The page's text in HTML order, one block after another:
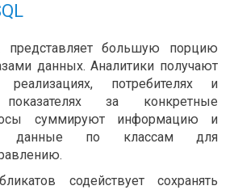
представляет большую порцию
данных. Аналитики получают
потребителях и
показателях за конкретные
суммируют информацию и
данные по классам для
содействует сохранять